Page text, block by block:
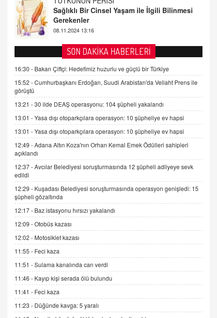
08.11.2024 13:16
FARUK ÖNALAN
Tezkere Onaylanmasaydı…
2 Kasım 2021 Salı 00:11
AV. DOĞAN CAN DOĞAN
Kişisel verilerin korunması ve dijital hukukun
15.09.2025 16:17
SEHER EREK
Kış Ayları Geldi, Hangi Önlemler Alınmalı?
9.12.2025 10:11
İNCİ GÜL AKÖL
06.07.2026 13:00
ADEM AKÖL
Esed Destekçilerinin Yüzüne Vurulan Şamar:
Sednaya
DR. EKREM ASLAN
Gerçek Ne, Algı Ne? "Beraber Yürüyoruz"
Cümlesinin Peşinden
19.07.2025 12:45
GÖNÜL MENEKŞE
SON DAKİKA HABERLERİ
16:30 - Bakan Çiftçi: Hedefimiz huzurlu ve güçlü bir Türkiye
15:52 -Cumhurbaşkanı Erdoğan, Suudi Arabistan'da Veliaht Prens ile
görüştü
13:21 -30 ilde DEAŞ operasyonu: 104 şüpheli yakalandı
13:01 -Yasa dışı otoparkçılara operasyon: 10 şüpheliye ev hapsi
13:01 -Yasa dışı otoparkçılara operasyon: 10 şüpheliye ev hapsi
12:49 -Adana Altın Koza'nın Orhan Kemal Emek Ödülleri sahipleri
açıklandı
12:37 -Avcılar Belediyesi soruşturmasında 12 şüpheli adliyeye sevk
edildi
12:29 - Kuşadası Belediyesi soruşturmasında operasyon genişledi: 15
şüpheli gözaltında
12:17 - Baz istasyonu hırsızı yakalandı
12:09 -Otobüs kazası
12:02 - Motosiklet kazası
11:55 - Feci kaza
11:51 -Sulama kanalında can verdi
11:46 - Kayıp kişi serada ölü bulundu
11:41 - Feci kaza
11:23 - Düğünde kavga: 5 yaralı